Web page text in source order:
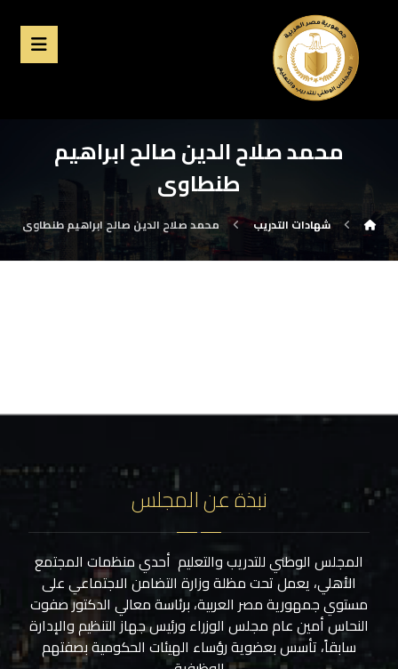
محمد صلاح الدين صالح ابراهيم
طنطاوى
شهادات التدريب محمد صلاح الدين صالح ابراهيم طنطاوى
نبذة عن المجلس
المجلس الوطني للتدريب والتعليم أحدي منظمات المجتمع
الأهلي، يعمل تحت مظلة وزارة التضامن الاجتماعي على
مستوي جمهورية مصر العربية، برئاسة معالي الدكتور صفوت
النحاس أمين عام مجلس الوزراء ورئيس جهاز التنظيم والإدارة
سابقاً، تأسس بعضوية رؤساء الهيئات الحكومية بصفتهم